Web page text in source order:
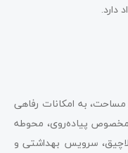
دارد.
با چیزی حدود 600 هکتار مساحت، به امکانات رفاهی
پیاده‌روی، محوطه
سرویس بهداشتی و